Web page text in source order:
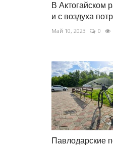
В Актогайском
и с воздуха
Май 10, 2023 0
Павлодарские